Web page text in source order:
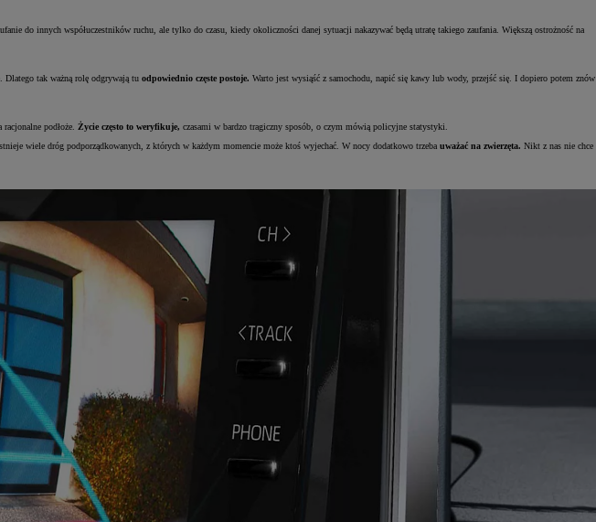
do innych współuczestników ruchu, ale tylko do czasu, kiedy okoliczności danej sytuacji nakazywać będą utratę takiego zaufania. Większą ostrożność na
Dlatego tak ważną rolę odgrywają tu odpowiednio częste postoje. Warto jest wysiąść z samochodu, napić się kawy lub wody, przejść się. I dopiero potem znów
podłoże. Życie często to weryfikuje, czasami w bardzo tragiczny sposób, o czym mówią policyjne statystyki.
wiele dróg podporządkowanych, z których w każdym momencie może ktoś wyjechać. W nocy dodatkowo trzeba uważać na zwierzęta. Nikt z nas nie chce